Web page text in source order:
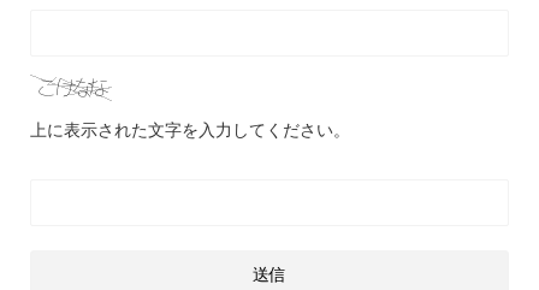
上に表示された文字を入力してください。